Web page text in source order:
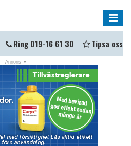
Ring 019-16 61 30 Tipsa oss